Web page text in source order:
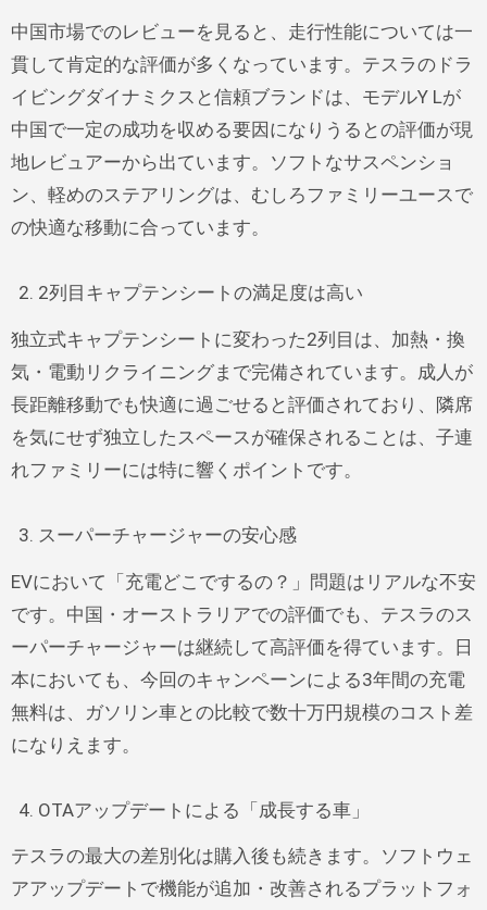
中国市場でのレビューを見ると、走行性能については一
貫して肯定的な評価が多くなっています。テスラのドラ
イビングダイナミクスと信頼ブランドは、モデルY Lが
中国で一定の成功を収める要因になりうるとの評価が現
地レビュアーから出ています。ソフトなサスペンショ
ン、軽めのステアリングは、むしろファミリーユースで
の快適な移動に合っています。
2列目キャプテンシートの満足度は高い
独立式キャプテンシートに変わった2列目は、加熱・換
気・電動リクライニングまで完備されています。成人が
長距離移動でも快適に過ごせると評価されており、隣席
を気にせず独立したスペースが確保されることは、子連
れファミリーには特に響くポイントです。
スーパーチャージャーの安心感
EVにおいて「充電どこでするの？」問題はリアルな不安
です。中国・オーストラリアでの評価でも、テスラのス
ーパーチャージャーは継続して高評価を得ています。日
本においても、今回のキャンペーンによる3年間の充電
無料は、ガソリン車との比較で数十万円規模のコスト差
になりえます。
OTAアップデートによる「成長する車」
テスラの最大の差別化は購入後も続きます。ソフトウェ
アアップデートで機能が追加・改善されるプラットフォ